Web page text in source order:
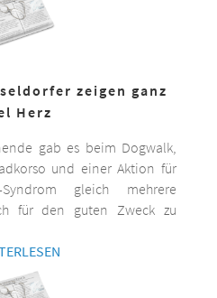
zeigen ganz
Herz
gab es beim Dogwalk,
und einer Aktion für
gleich mehrere
für den guten Zweck zu